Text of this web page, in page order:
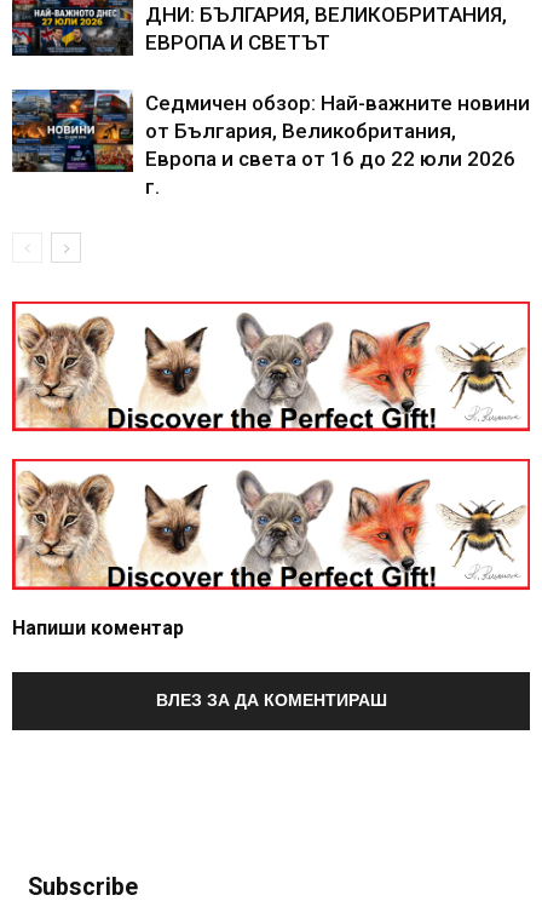
ДНИ: БЪЛГАРИЯ, ВЕЛИКОБРИТАНИЯ,
ЕВРОПА И СВЕТЪТ
Седмичен обзор: Най-важните новини
от България, Великобритания,
Европа и света от 16 до 22 юли 2026
г.
Напиши коментар
ВЛЕЗ ЗА ДА КОМЕНТИРАШ
Subscribe